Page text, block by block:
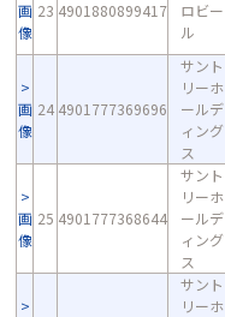
画
像
23 4901880899417
ロビー
ル
画
像
24 4901777369696
サント
リーホ
ールデ
ィング
ス
画
像
25 4901777368644
サント
リーホ
ールデ
ィング
ス
サント
リーホ